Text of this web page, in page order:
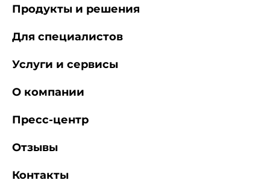
Продукты и решения
Для специалистов
Услуги и сервисы
О компании
Пресс-центр
Отзывы
Контакты